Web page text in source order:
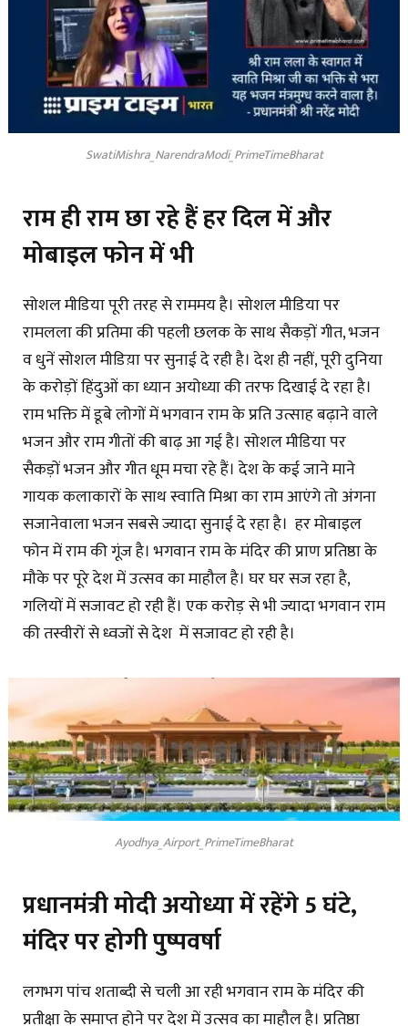
SwatiMishra_NarendraModi_PrimeTimeBharat
राम ही राम छा रहे हैं हर दिल में और
मोबाइल फोन में भी
सोशल मीडिया पूरी तरह से राममय है। सोशल मीडिया पर
रामलला की प्रतिमा की पहली छलक के साथ सैकड़ों गीत, भजन
व धुनें सोशल मीडिय़ा पर सुनाई दे रही है। देश ही नहीं, पूरी दुनिया
के करोड़ों हिंदुओं का ध्यान अयोध्या की तरफ दिखाई दे रहा है।
राम भक्ति में डूबे लोगों में भगवान राम के प्रति उत्साह बढ़ाने वाले
भजन और राम गीतों की बाढ़ आ गई है। सोशल मीडिया पर
सैकड़ों भजन और गीत धूम मचा रहे हैं। देश के कई जाने माने
गायक कलाकारों के साथ स्वाति मिश्रा का राम आएंगे तो अंगना
सजानेवाला भजन सबसे ज्यादा सुनाई दे रहा है। हर मोबाइल
फोन में राम की गूंज है। भगवान राम के मंदिर की प्राण प्रतिष्ठा के
मौके पर पूरे देश में उत्सव का माहौल है। घर घर सज रहा है,
गलियों में सजावट हो रही हैं। एक करोड़ से भी ज्यादा भगवान राम
की तस्वीरों से ध्वजों से देश में सजावट हो रही है।
Ayodhya_Airport_PrimeTimeBharat
प्रधानमंत्री मोदी अयोध्या में रहेंगे 5 घंटे,
मंदिर पर होगी पुष्पवर्षा
लगभग पांच शताब्दी से चली आ रही भगवान राम के मंदिर की
प्रतीक्षा के समाप्त होने पर देश में उत्सव का माहौल है। प्रतिष्ठा